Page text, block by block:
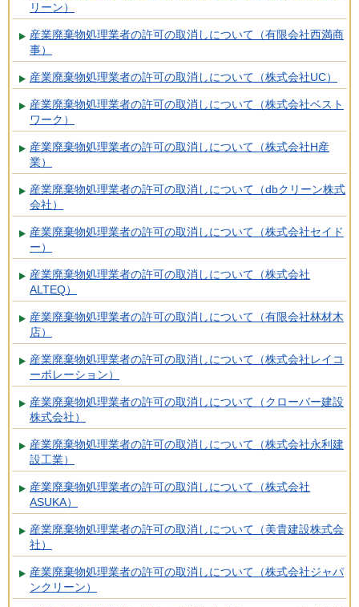
リーン）
産業廃棄物処理業者の許可の取消しについて（有限会社西満商
事）
産業廃棄物処理業者の許可の取消しについて（株式会社UC）
産業廃棄物処理業者の許可の取消しについて（株式会社ベスト
ワーク）
産業廃棄物処理業者の許可の取消しについて（株式会社H産
業）
産業廃棄物処理業者の許可の取消しについて（dbクリーン株式
会社）
産業廃棄物処理業者の許可の取消しについて（株式会社セイド
ー）
産業廃棄物処理業者の許可の取消しについて（株式会社
ALTEQ）
産業廃棄物処理業者の許可の取消しについて（有限会社林材木
店）
産業廃棄物処理業者の許可の取消しについて（株式会社レイコ
ーポレーション）
産業廃棄物処理業者の許可の取消しについて（クローバー建設
株式会社）
産業廃棄物処理業者の許可の取消しについて（株式会社永利建
設工業）
産業廃棄物処理業者の許可の取消しについて（株式会社
ASUKA）
産業廃棄物処理業者の許可の取消しについて（美貴建設株式会
社）
産業廃棄物処理業者の許可の取消しについて（株式会社ジャパ
ンクリーン）